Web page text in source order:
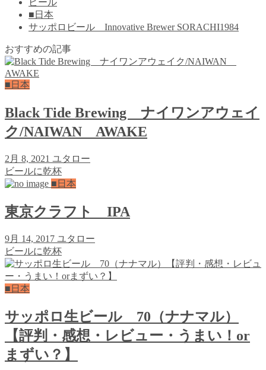
ビール
■日本
サッポロビール Innovative Brewer SORACHI1984
おすすめの記事
■日本
Black Tide Brewing ナイワンアウェイ
ク/NAIWAN AWAKE
2月 8, 2021 ユタロー
ビールに乾杯
■日本
東京クラフト IPA
9月 14, 2017 ユタロー
ビールに乾杯
■日本
サッポロ生ビール 70（ナナマル）
【評判・感想・レビュー・うまい！or
まずい？】